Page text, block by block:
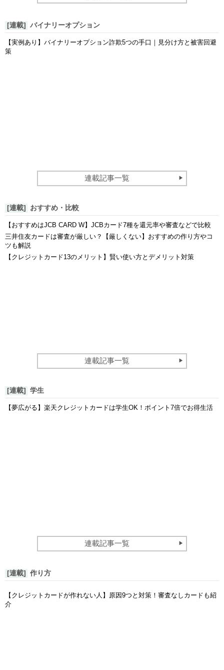
[連載] バイナリーオプション
【実例あり】バイナリーオプション詐欺5つの手口｜見分け方と被害回避
策
連載記事一覧
[連載] おすすめ・比較
【おすすめはJCB CARD W】JCBカード7種を還元率や審査などで比較
三井住友カードは審査が厳しい？【厳しくない】おすすめの作り方やコ
ツも解説
【クレジットカード13のメリット】賢い使い方とデメリット対策
連載記事一覧
[連載] 学生
【夢広がる】楽天クレジットカードは学生OK！ポイント7倍でお得生活
連載記事一覧
[連載] 作り方
【クレジットカードが作れない人】原因9つと対策！審査なしカードも紹
介